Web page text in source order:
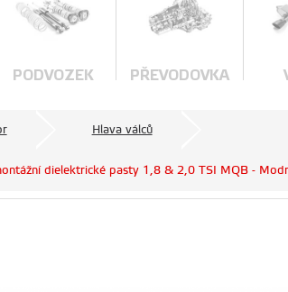
PODVOZEK PŘEVODOVKA
Hlava válců
dielektrické pasty 1,8 & 2,0 TSI MQB -